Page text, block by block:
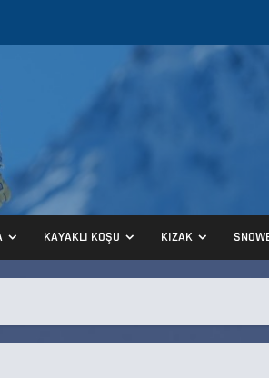
KAYAKLI KOŞU KIZAK